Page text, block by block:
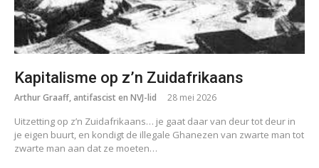
Kapitalisme op z’n Zuidafrikaans
Arthur Graaff, antifascist en NVJ-lid 28 mei 2026
Uitzetting op z’n Zuidafrikaans… je gaat daar van deur tot deur in
je eigen buurt, en kondigt de illegale Ghanezen van zwarte man tot
zwarte man aan dat ze moeten…